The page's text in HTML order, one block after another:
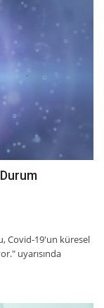
Covid-19'un küresel
uyarısında